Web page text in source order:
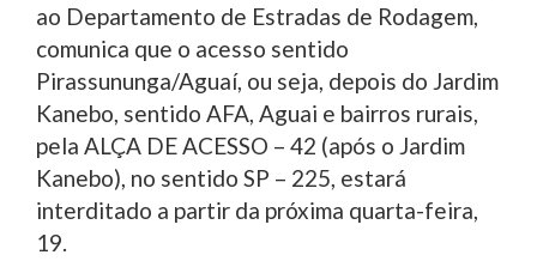
ao Departamento de Estradas de Rodagem,
comunica que o acesso sentido
Pirassununga/Aguaí, ou seja, depois do Jardim
Kanebo, sentido AFA, Aguai e bairros rurais,
pela ALÇA DE ACESSO – 42 (após o Jardim
Kanebo), no sentido SP – 225, estará
interditado a partir da próxima quarta-feira,
19.